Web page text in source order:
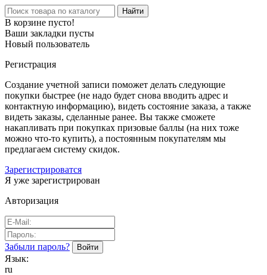
Найти
В корзине пусто!
Ваши закладки пусты
Новый пользователь
Регистрация
Создание учетной записи поможет делать следующие
покупки быстрее (не надо будет снова вводить адрес и
контактную информацию), видеть состояние заказа, а также
видеть заказы, сделанные ранее. Вы также сможете
накапливать при покупках призовые баллы (на них тоже
можно что-то купить), а постоянным покупателям мы
предлагаем систему скидок.
Зарегистрироватся
Я уже зарегистрирован
Авторизация
Забыли пароль?
Язык:
ru